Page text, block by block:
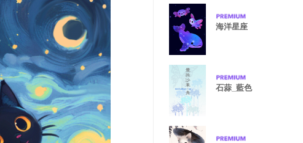
海洋星座
石蒜_藍色